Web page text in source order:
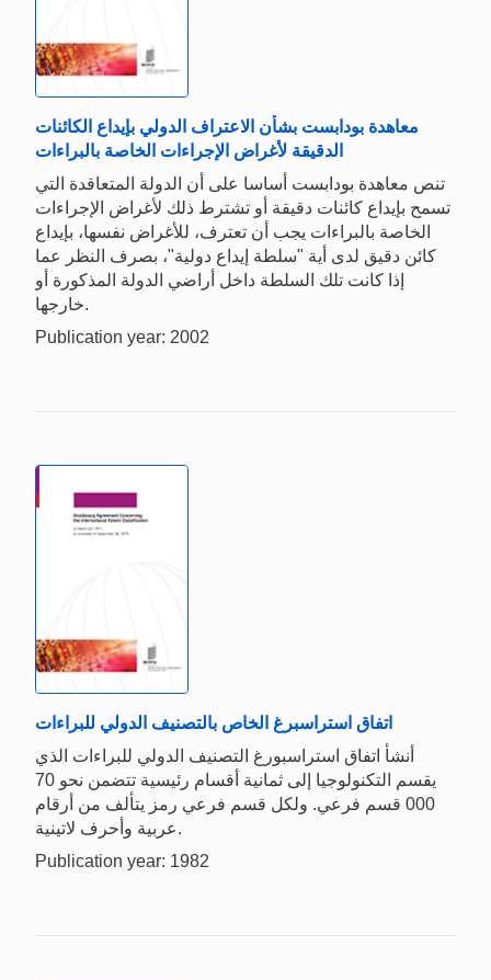
معاهدة بودابست بشأن الاعتراف الدولي بإيداع الكائنات
الدقيقة لأغراض الإجراءات الخاصة بالبراءات
تنص معاهدة بودابست أساسا على أن الدولة المتعاقدة التي
تسمح بإيداع كائنات دقيقة أو تشترط ذلك لأغراض الإجراءات
الخاصة بالبراءات يجب أن تعترف، للأغراض نفسها، بإيداع
كائن دقيق لدى أية "سلطة إيداع دولية"، بصرف النظر عما
إذا كانت تلك السلطة داخل أراضي الدولة المذكورة أو
خارجها.
Publication year: 2002
اتفاق استراسبرغ الخاص بالتصنيف الدولي للبراءات
أنشأ اتفاق استراسبورغ التصنيف الدولي للبراءات الذي
يقسم التكنولوجيا إلى ثمانية أقسام رئيسية تتضمن نحو 70
000 قسم فرعي. ولكل قسم فرعي رمز يتألف من أرقام
عربية وأحرف لاتينية.
Publication year: 1982